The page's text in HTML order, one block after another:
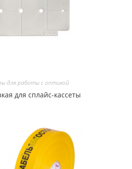
для работы с оптикой
для сплайс-кассеты